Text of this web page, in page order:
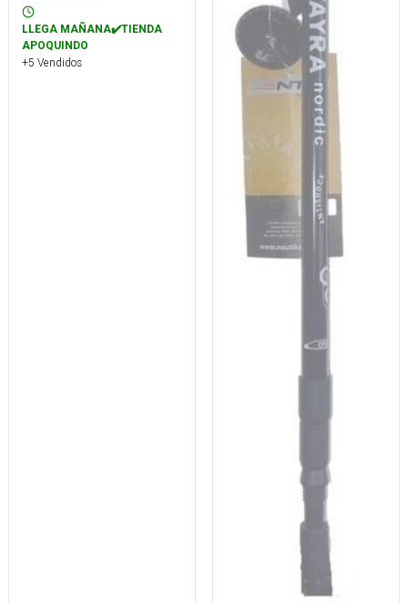
LLEGA MAÑANA✔️TIENDA
APOQUINDO
+5 Vendidos